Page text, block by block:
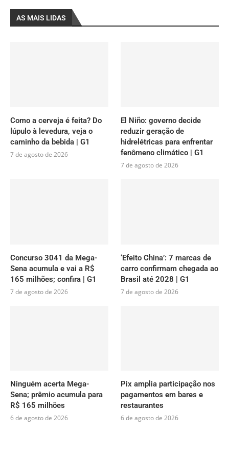
AS MAIS LIDAS
Como a cerveja é feita? Do
lúpulo à levedura, veja o
caminho da bebida | G1
7 de agosto de 2026
El Niño: governo decide
reduzir geração de
hidrelétricas para enfrentar
fenômeno climático | G1
7 de agosto de 2026
Concurso 3041 da Mega-
Sena acumula e vai a R$
165 milhões; confira | G1
7 de agosto de 2026
‘Efeito China’: 7 marcas de
carro confirmam chegada ao
Brasil até 2028 | G1
7 de agosto de 2026
Ninguém acerta Mega-
Sena; prêmio acumula para
R$ 165 milhões
6 de agosto de 2026
Pix amplia participação nos
pagamentos em bares e
restaurantes
6 de agosto de 2026